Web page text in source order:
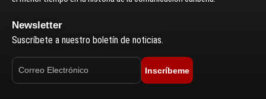
Newsletter
Suscríbete a nuestro boletín de noticias.
Inscríbeme